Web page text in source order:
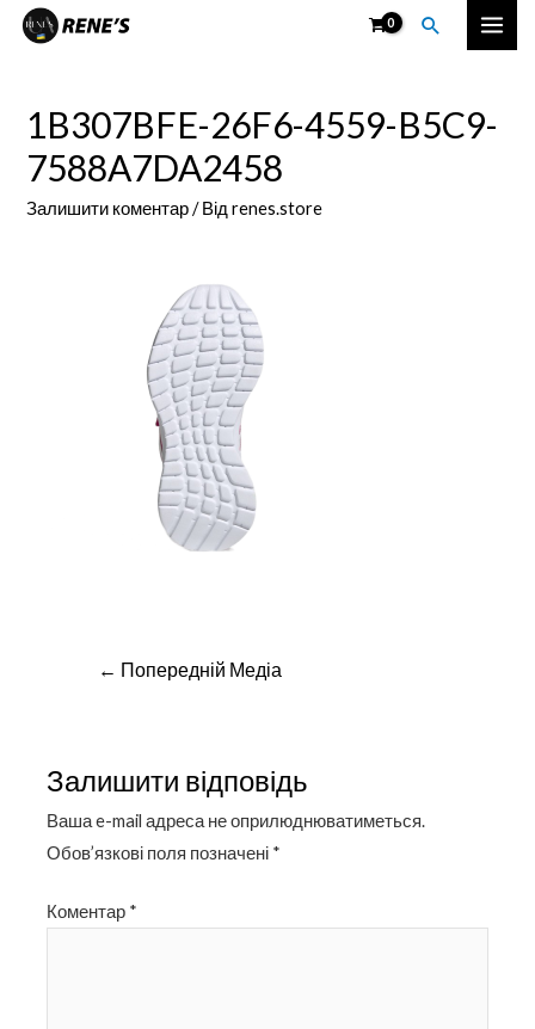
Перейти
Пошук
Main
1B307BFE-26F6-4559-B5C9-
7588A7DA2458
Залишити коментар / Відrenes.store
Навігація
← Попередній Медіа
Залишити відповідь
Ваша e-mail адреса не оприлюднюватиметься.
Обов’язкові поля позначені *
Коментар *